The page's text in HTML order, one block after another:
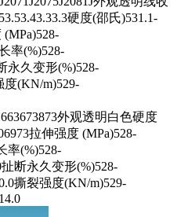
硬度(邵氏)531.1-
(MPa)528-
率(%)528-
永久变形(%)528-
度(KN/m)529-
外观透明白色硬度
拉伸强度 (MPa)528-
率(%)528-
扯断永久变形(%)528-
撕裂强度(KN/m)529-